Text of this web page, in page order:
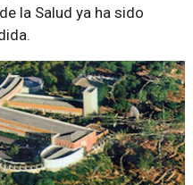
la Salud ya ha sido